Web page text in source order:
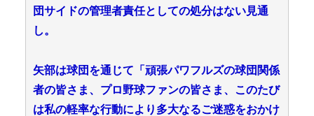
団サイドの管理者責任としての処分はない見通
し。
矢部は球団を通じて「頑張パワフルズの球団関係
者の皆さま、プロ野球ファンの皆さま、このたび
は私の軽率な行動により多大なるご迷惑をおかけ